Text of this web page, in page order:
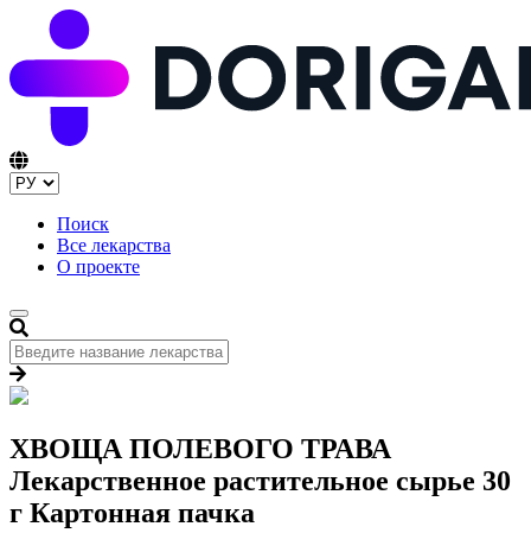
Поиск
Все лекарства
О проекте
ХВОЩА ПОЛЕВОГО ТРАВА
Лекарственное растительное сырье 30
г Картонная пачка